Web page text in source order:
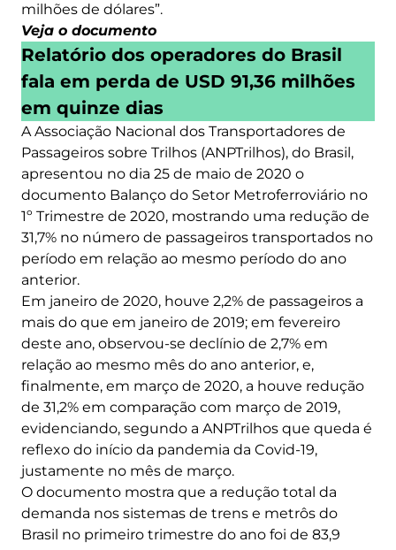
milhões de dólares”.
Veja o documento
Relatório dos operadores do Brasil
fala em perda de USD 91,36 milhões
em quinze dias
A Associação Nacional dos Transportadores de
Passageiros sobre Trilhos (ANPTrilhos), do Brasil,
apresentou no dia 25 de maio de 2020 o
documento Balanço do Setor Metroferroviário no
1º Trimestre de 2020, mostrando uma redução de
31,7% no número de passageiros transportados no
período em relação ao mesmo período do ano
anterior.
Em janeiro de 2020, houve 2,2% de passageiros a
mais do que em janeiro de 2019; em fevereiro
deste ano, observou-se declínio de 2,7% em
relação ao mesmo mês do ano anterior, e,
finalmente, em março de 2020, a houve redução
de 31,2% em comparação com março de 2019,
evidenciando, segundo a ANPTrilhos que queda é
reflexo do início da pandemia da Covid-19,
justamente no mês de março.
O documento mostra que a redução total da
demanda nos sistemas de trens e metrôs do
Brasil no primeiro trimestre do ano foi de 83,9